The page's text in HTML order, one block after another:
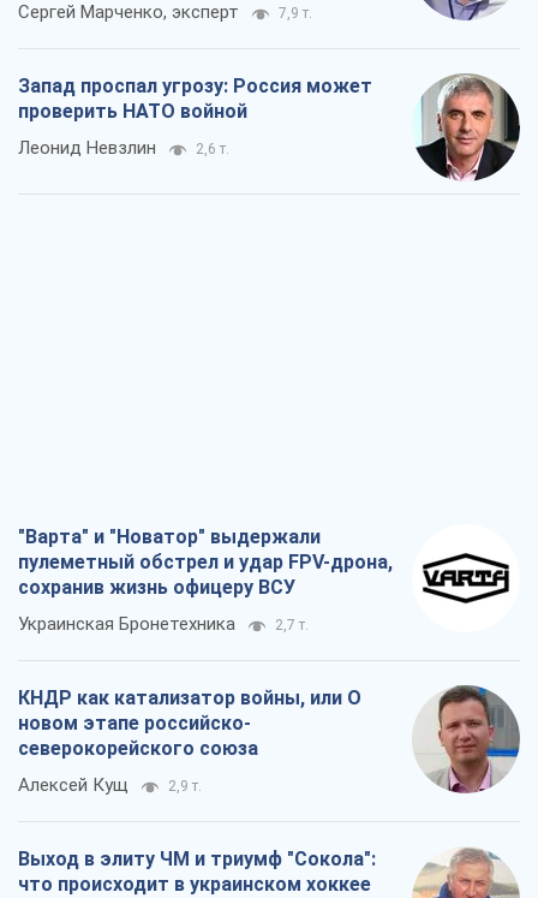
Сергей Марченко, эксперт 7,9 т.
Запад проспал угрозу: Россия может
проверить НАТО войной
Леонид Невзлин 2,6 т.
"Варта" и "Новатор" выдержали
пулеметный обстрел и удар FPV-дрона,
сохранив жизнь офицеру ВСУ
Украинская Бронетехника 2,7 т.
КНДР как катализатор войны, или О
новом этапе российско-
северокорейского союза
Алексей Кущ 2,9 т.
Выход в элиту ЧМ и триумф "Сокола":
что происходит в украинском хоккее